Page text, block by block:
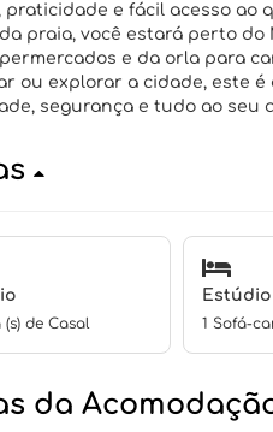
praticidade e fácil acesso ao
praia, você estará perto
e da orla para
ou explorar a cidade, este
segurança e tudo ao seu
(s) de Casal
Estúdio
1 Sofá-
da